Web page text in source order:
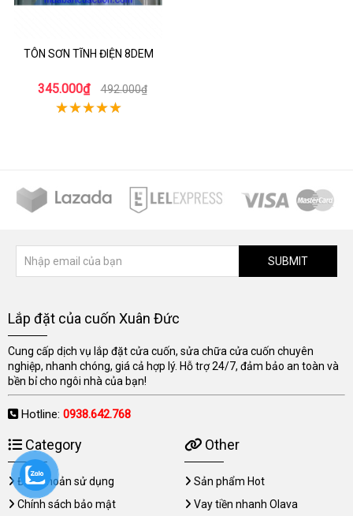
TÔN SƠN TĨNH ĐIỆN 8DEM
345.000₫ 492.000₫
SUBMIT
Lắp đặt của cuốn Xuân Đức
Cung cấp dịch vụ lắp đặt cửa cuốn, sửa chữa cửa cuốn chuyên
nghiệp, nhanh chóng, giá cả hợp lý. Hỗ trợ 24/7, đảm bảo an toàn và
bền bỉ cho ngôi nhà của bạn!
Hotline: 0938.642.768
Category
Điều khoản sử dụng
Chính sách bảo mật
Other
Sản phẩm Hot
Vay tiền nhanh Olava